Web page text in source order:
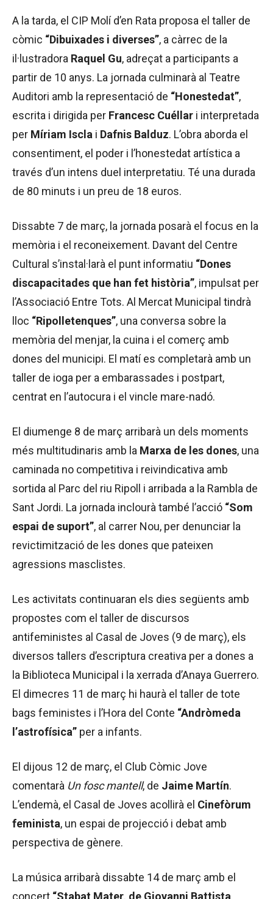
A la tarda, el CIP Molí d’en Rata proposa el taller de
còmic “Dibuixades i diverses”, a càrrec de la
il·lustradora Raquel Gu, adreçat a participants a
partir de 10 anys. La jornada culminarà al Teatre
Auditori amb la representació de “Honestedat”,
escrita i dirigida per Francesc Cuéllar i interpretada
per Míriam Iscla i Dafnis Balduz. L’obra aborda el
consentiment, el poder i l’honestedat artística a
través d’un intens duel interpretatiu. Té una durada
de 80 minuts i un preu de 18 euros.
Dissabte 7 de març, la jornada posarà el focus en la
memòria i el reconeixement. Davant del Centre
Cultural s’instal·larà el punt informatiu “Dones
discapacitades que han fet història”, impulsat per
l’Associació Entre Tots. Al Mercat Municipal tindrà
lloc “Ripolletenques”, una conversa sobre la
memòria del menjar, la cuina i el comerç amb
dones del municipi. El matí es completarà amb un
taller de ioga per a embarassades i postpart,
centrat en l’autocura i el vincle mare-nadó.
El diumenge 8 de març arribarà un dels moments
més multitudinaris amb la Marxa de les dones, una
caminada no competitiva i reivindicativa amb
sortida al Parc del riu Ripoll i arribada a la Rambla de
Sant Jordi. La jornada inclourà també l’acció “Som
espai de suport”, al carrer Nou, per denunciar la
revictimització de les dones que pateixen
agressions masclistes.
Les activitats continuaran els dies següents amb
propostes com el taller de discursos
antifeministes al Casal de Joves (9 de març), els
diversos tallers d’escriptura creativa per a dones a
la Biblioteca Municipal i la xerrada d’Anaya Guerrero.
El dimecres 11 de març hi haurà el taller de tote
bags feministes i l’Hora del Conte “Andròmeda
l’astrofísica” per a infants.
El dijous 12 de març, el Club Còmic Jove
comentarà Un fosc mantell, de Jaime Martín.
L’endemà, el Casal de Joves acollirà el Cinefòrum
feminista, un espai de projecció i debat amb
perspectiva de gènere.
La música arribarà dissabte 14 de març amb el
concert “Stabat Mater, de Giovanni Battista